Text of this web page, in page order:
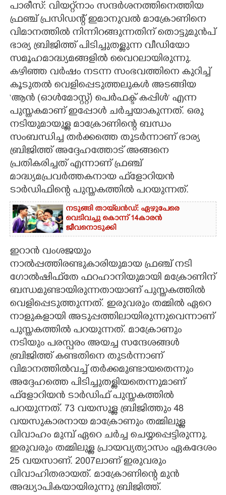
CARTOONS
LITERATURE
ZOOM
CONTACT US
പാരീസ്: വിയറ്റ്നാം സന്ദർശനത്തിനെത്തിയ
ഫ്രഞ്ച് പ്രസിഡന്റ് ഇമാനുവൽ മാക്രോണിനെ
വിമാനത്തിൽ നിന്നിറങ്ങുന്നതിന് തൊട്ടുമുൻപ്
ഭാര്യ ബ്രിജിത്ത് പിടിച്ചുതള്ളുന്ന വീഡിയോ
സമൂഹമാദ്ധ്യമങ്ങളിൽ വൈറലായിരുന്നു.
കഴിഞ്ഞ വർഷം നടന്ന സംഭവത്തിനെ കുറിച്ച്
കൂടുതൽ വെളിപ്പെടുത്തലുകൾ അടങ്ങിയ
‘ആൻ (ഓൾമോസ്റ്റ്) പെർഫക്ട് കപ്പിൾ’ എന്ന
പുസ്തകമാണ് ഇപ്പോൾ ചർച്ചയാകുന്നത്. ഒരു
നടിയുമായുള്ള മാക്രോണിന്റെ ബന്ധം
സംബന്ധിച്ച തർക്കത്തെ തുടർന്നാണ് ഭാര്യ
ബ്രിജിത്ത് അദ്ദേഹത്തോട് അങ്ങനെ
പ്രതികരിച്ചത് എന്നാണ് ഫ്രഞ്ച്
മാദ്ധ്യമപ്രവർത്തകനായ ഫ്‌ളോറിയൻ
ടാർഡിഫിന്റെ പുസ്തകത്തിൽ പറയുന്നത്.
നടുങ്ങി തായ്‌ലൻഡ്: ഏഴുപേരെ
വെടിവച്ചു കൊന്ന് 14കാരൻ
ജീവനൊടുക്കി
ഇറാൻ വംശജയും
നാൽപ്പത്തിരണ്ടുകാരിയുമായ ഫ്രഞ്ച് നടി
ഗോൽഷിഫ്‌തേ ഫറഹാനിയുമായി മക്രോണിന്
ബന്ധമുണ്ടായിരുന്നതായാണ് പുസ്തകത്തിൽ
വെളിപ്പെടുത്തുന്നത്. ഇരുവരും തമ്മിൽ ഏറെ
നാളുകളായി അടുപ്പത്തിലായിരുന്നുവെന്നാണ്
പുസ്തകത്തിൽ പറയുന്നത്. മാക്രോണും
നടിയും പരസ്പരം അയച്ച സന്ദേശങ്ങൾ
ബ്രിജിത്ത് കണ്ടതിനെ തുടർന്നാണ്
വിമാനത്തിൽവച്ച് തർക്കമുണ്ടായതെന്നും
അദ്ദേഹത്തെ പിടിച്ചുതള്ളിയതെന്നുമാണ്
ഫ്‌ളോറിയൻ ടാർഡിഫ് പുസ്തകത്തിൽ
പറയുന്നത്. 73 വയസുള്ള ബ്രിജിത്തും 48
വയസുകാരനായ മാക്രോണും തമ്മിലുള്ള
വിവാഹം മുമ്പ് ഏറെ ചർച്ച ചെയ്യപ്പെട്ടിരുന്നു.
ഇരുവരും തമ്മിലുള്ള പ്രായവ്യത്യാസം ഏകദേശം
25 വയസാണ്. 2007ലാണ് ഇരുവരും
വിവാഹിതരായത്. മാക്രോണിന്റെ മുൻ
അദ്ധ്യാപികയായിരുന്നു ബ്രിജിത്ത്.